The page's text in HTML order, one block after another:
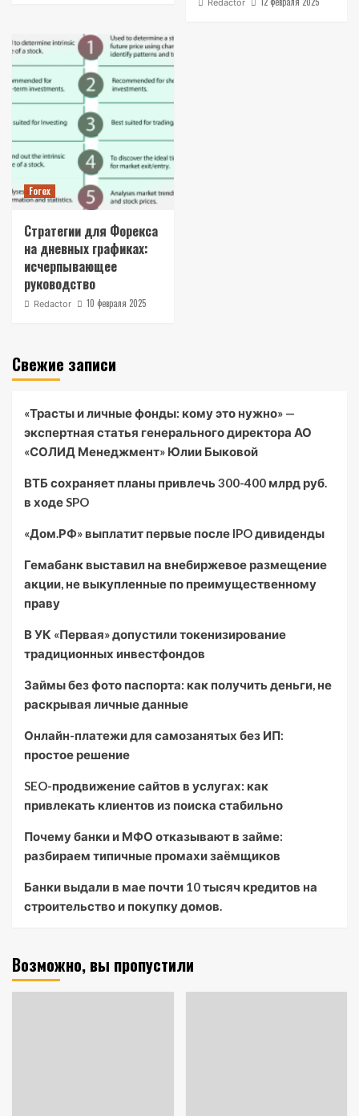
Redactor
Forex
Стратегии для Форекса
на дневных графиках:
исчерпывающее
руководство
Redactor 10 февраля 2025
Свежие записи
«Трасты и личные фонды: кому это нужно» —
экспертная статья генерального директора АО
«СОЛИД Менеджмент» Юлии Быковой
ВТБ сохраняет планы привлечь 300-400 млрд руб.
в ходе SPO
«Дом.РФ» выплатит первые после IPO дивиденды
Гемабанк выставил на внебиржевое размещение
акции, не выкупленные по преимущественному
праву
В УК «Первая» допустили токенизирование
традиционных инвестфондов
Займы без фото паспорта: как получить деньги, не
раскрывая личные данные
Онлайн-платежи для самозанятых без ИП:
простое решение
SEO-продвижение сайтов в услугах: как
привлекать клиентов из поиска стабильно
Почему банки и МФО отказывают в займе:
разбираем типичные промахи заёмщиков
Банки выдали в мае почти 10 тысяч кредитов на
строительство и покупку домов.
Возможно, вы пропустили